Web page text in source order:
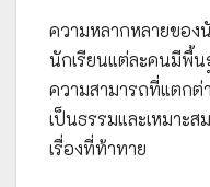
ความหลากหลายของ
นักเรียนแต่ละคนมีพื้น
ความสามารถที่แตกต่
เป็นธรรมและเหมาะ
เรื่องที่ท้าทาย